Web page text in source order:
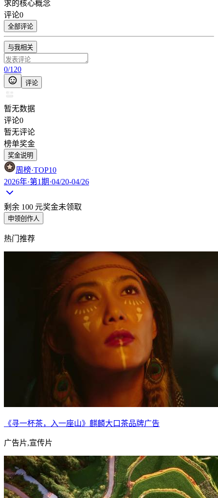
求的核心概念
评论0
全部评论
与我相关
0/120
评论
暂无数据
评论0
暂无评论
榜单奖金
奖金说明
周榜·TOP10
2026年·第1期·04/20-04/26
剩余 100 元奖金未领取
申领创作人
热门推荐
《寻一杯茶，入一座山》麒麟大口茶品牌广告
广告片,宣传片